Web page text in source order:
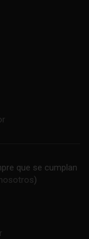
que se cumplan
)